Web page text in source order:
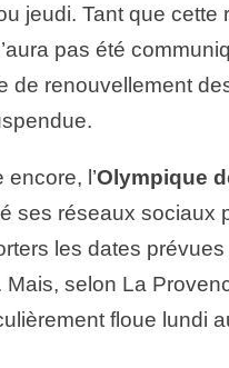
jeudi. Tant que cette
pas été
de renouvellement
l’Olympique
ses réseaux sociaux
les dates prévues
Mais, selon La
floue lundi